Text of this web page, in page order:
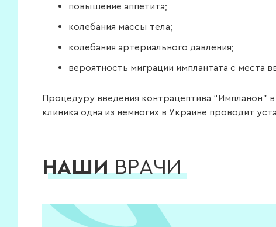
повышение аппетита;
колебания массы тела;
колебания артериального давления;
вероятность миграции имплантата с места
Процедуру введения контрацептива “Импланон”
клиника одна из немногих в Украине проводит
НАШИ ВРАЧИ